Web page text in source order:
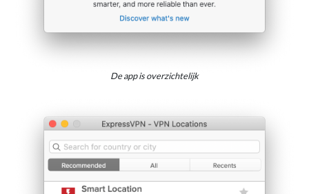
De app is overzichtelijk